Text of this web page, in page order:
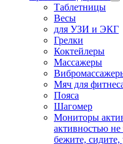
Таблетницы
Весы
для УЗИ и ЭКГ
Грелки
Коктейлеры
Массажеры
Мяч для
Пояса
Шагомер
Мониторы
активностью не
бежите, сидите,